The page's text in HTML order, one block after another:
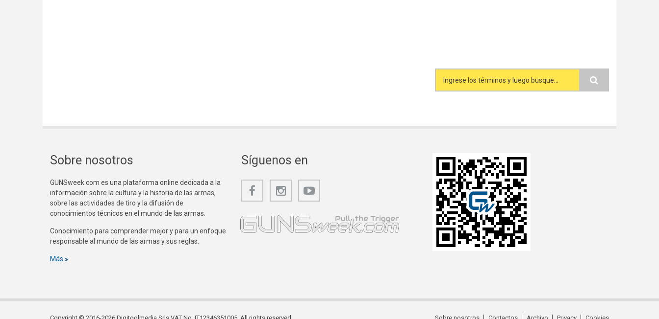
Search form
Sobre nosotros
GUNSweek.com es una plataforma online dedicada a la
información sobre la cultura y la historia de las armas,
sobre las actividades de tiro y la difusión de
conocimientos técnicos en el mundo de las armas.
Conocimiento para comprender mejor y para un enfoque
responsable al mundo de las armas y sus reglas.
Más
Síguenos en